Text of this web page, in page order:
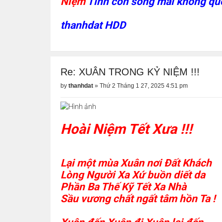
thanhdat HDD
Re: XUÂN TRONG KỶ NIỆM !!!
by thanhdat » Thứ 2 Tháng 1 27, 2025 4:51 pm
Hoài Niệm Tết Xưa !!!
Lại một mùa Xuân nơi Đất Khách
Lòng Người Xa Xứ buồn diết da
Phần Ba Thế Kỹ Tết Xa Nhà
Sầu vương chất ngất tâm hồn Ta !